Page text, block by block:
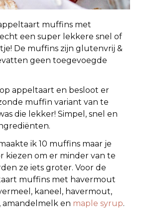
muffins met
een super lekkere snel of
De muffins zijn glutenvrij &
geen toegevoegde
appeltaart en besloot er
muffin variant van te
die lekker! Simpel, snel en
ik 10 muffins maar je
kiezen om er minder van te
ze iets groter. Voor de
muffins met havermout
kaneel, havermout,
amandelmelk en maple syrup.